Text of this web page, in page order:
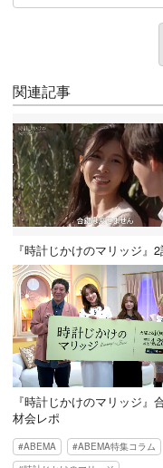
関連記事
『時計じかけのマリッジ』
『時計じかけのマリッジ』
材会レポ
ABEMA ABEMA特集コラム